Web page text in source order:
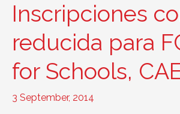
abrimos
de
Proficiency,
Advanced
y
Inscripciones
reducida para
for Schools,
3 September, 2014